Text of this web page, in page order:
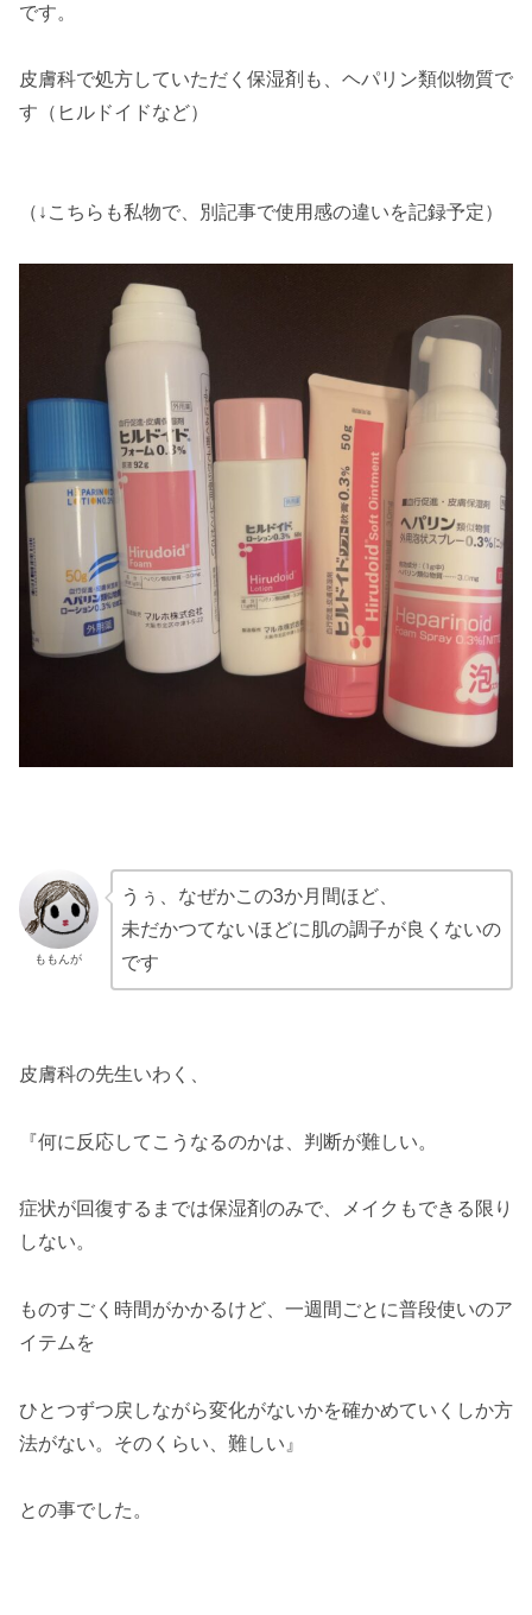
です。
皮膚科で処方していただく保湿剤も、ヘパリン類似物質で
す（ヒルドイドなど）
（↓こちらも私物で、別記事で使用感の違いを記録予定）
ももんが
うぅ、なぜかこの3か月間ほど、
未だかつてないほどに肌の調子が良くないの
です
皮膚科の先生いわく、
『何に反応してこうなるのかは、判断が難しい。
症状が回復するまでは保湿剤のみで、メイクもできる限り
しない。
ものすごく時間がかかるけど、一週間ごとに普段使いのア
イテムを
ひとつずつ戻しながら変化がないかを確かめていくしか方
法がない。そのくらい、難しい』
との事でした。